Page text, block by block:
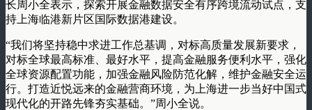
长周小全表示，探索开展金融数据安全有序跨境流动试点，支
持上海临港新片区国际数据港建设。
“我们将坚持稳中求进工作总基调，对标高质量发展新要求，
对标全球最高标准、最好水平，提高金融服务便利水平，强化
全球资源配置功能，加强金融风险防范化解，维护金融安全运
行。打造近悦远来的金融营商环境，为上海进一步当好中国式
现代化的开路先锋夯实基础。”周小全说。